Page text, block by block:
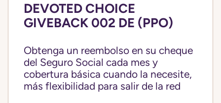
DEVOTED CHOICE
GIVEBACK 002 DE (PPO)
Obtenga un reembolso en su cheque
del Seguro Social cada mes y
cobertura básica cuando la necesite,
más flexibilidad para salir de la red